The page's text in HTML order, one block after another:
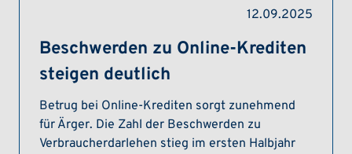
12.09.2025
Beschwerden zu Online-Krediten
steigen deutlich
Betrug bei Online-Krediten sorgt zunehmend
für Ärger. Die Zahl der Beschwerden zu
Verbraucherdarlehen stieg im ersten Halbjahr